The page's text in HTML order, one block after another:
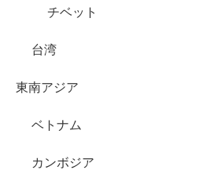
チベット
台湾
東南アジア
ベトナム
カンボジア